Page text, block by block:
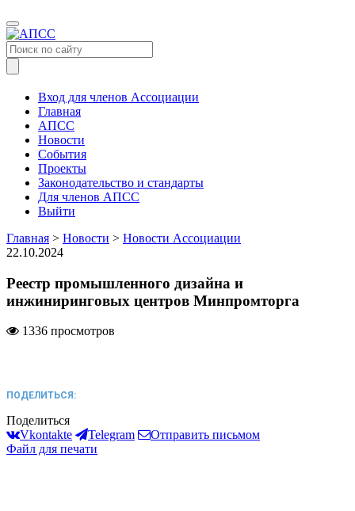
Меню
Вход для членов Ассоциации
Главная
АПСС
Новости
События
Проекты
Законодательство и стандарты
Для членов АПСС
Выйти
Главная > Новости > Новости Ассоциации
22.10.2024
Реестр промышленного дизайна и
инжиниринговых центров Минпромторга
1336 просмотров
ПОДЕЛИТЬСЯ:
Поделиться
Vkontakte
Telegram
Отправить письмом
Файл для печати